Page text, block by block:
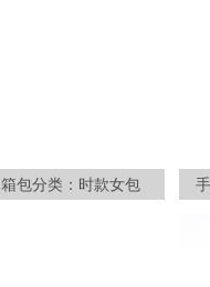
箱包分类：时款女包